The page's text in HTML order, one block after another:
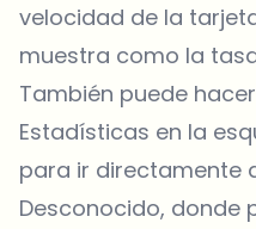
velocidad de la
muestra como la
También puede
Estadísticas en la
para ir directamente
Desconocido, donde